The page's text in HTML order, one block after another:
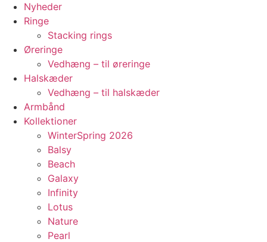
Nyheder
Ringe
Stacking rings
Øreringe
Vedhæng – til øreringe
Halskæder
Vedhæng – til halskæder
Armbånd
Kollektioner
WinterSpring 2026
Balsy
Beach
Galaxy
Infinity
Lotus
Nature
Pearl